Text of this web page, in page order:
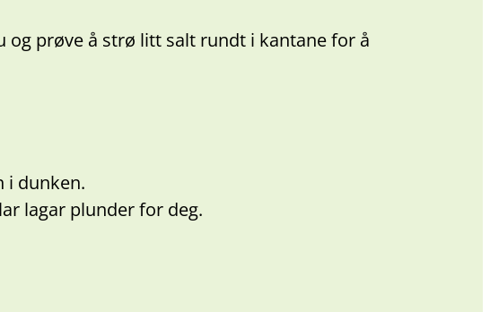
prøve å strø litt salt rundt i kantane for å
i dunken.
lagar plunder for deg.